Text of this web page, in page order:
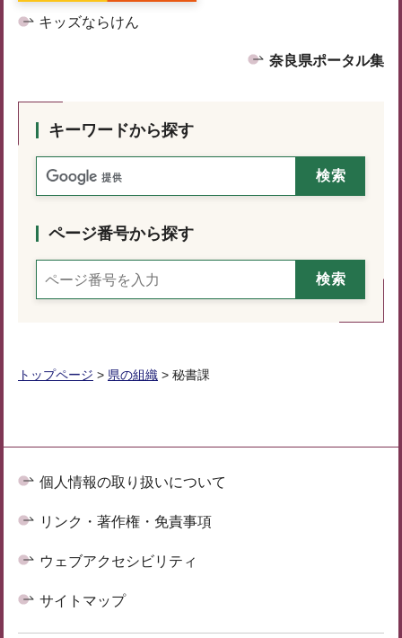
キッズならけん
奈良県ポータル集
キーワードから探す
ページ番号から探す
トップページ > 県の組織 > 秘書課
個人情報の取り扱いについて
リンク・著作権・免責事項
ウェブアクセシビリティ
サイトマップ